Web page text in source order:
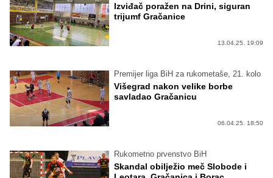
Izviđač poražen na Drini, siguran
trijumf Gračanice
13.04.25. 19:09
Premijer liga BiH za rukometaše, 21. kolo
Višegrad nakon velike borbe
savladao Gračanicu
06.04.25. 18:50
Rukometno prvenstvo BiH
Skandal obilježio meč Slobode i